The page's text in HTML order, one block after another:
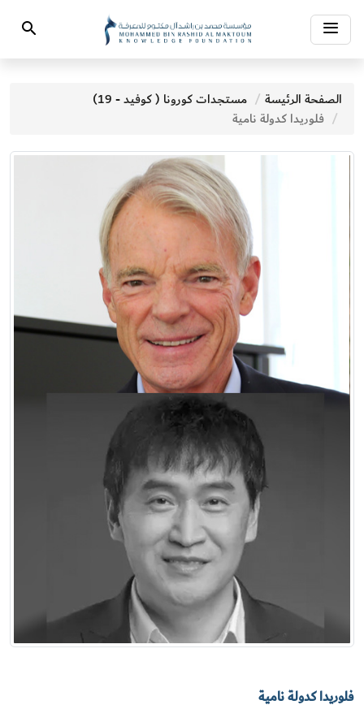
Toggle
navigation
Search
الصفحة الرئيسة
مستجدات كورونا ( كوفيد - 19)
فلوريدا كدولة نامية
فلوريدا كدولة نامية